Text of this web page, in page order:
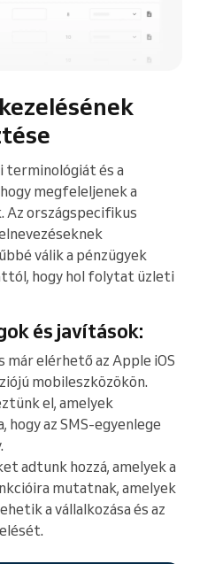
és a
megfeleljenek a
Az országspecifikus
válik a pénzügyek
hogy hol folytat üzleti
és javítások:
már elérhető az Apple iOS
mobileszközökön.
el, amelyek
az SMS-egyenlege
adtunk hozzá, amelyek a
mutatnak, amelyek
a vállalkozása és az